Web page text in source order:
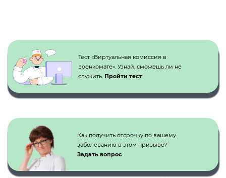
Тест «Виртуальная комиссия в
военкомате». Узнай, сможешь ли не
служить. Пройти тест
Как получить отсрочку по вашему
заболеванию в этом призыве?
Задать вопрос